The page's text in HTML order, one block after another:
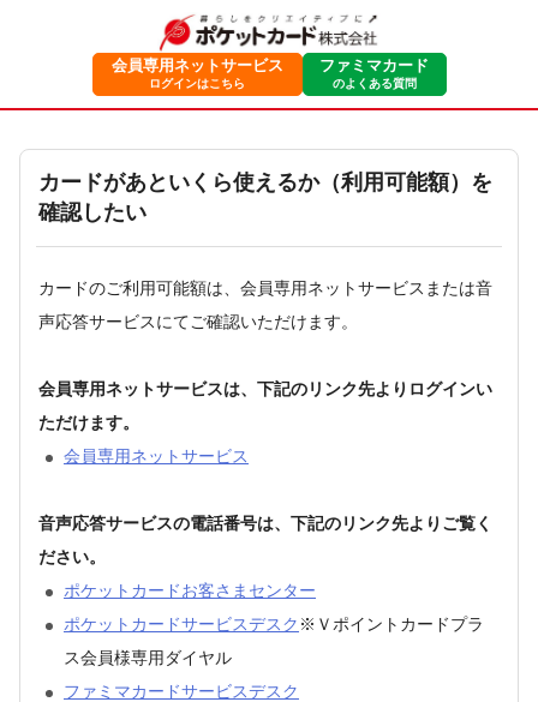
会員専用ネットサービス
ログインはこちら
ファミマカード
のよくある質問
カードがあといくら使えるか（利用可能額）を
確認したい
カードのご利用可能額は、会員専用ネットサービスまたは音
声応答サービスにてご確認いただけます。
会員専用ネットサービスは、下記のリンク先よりログインい
ただけます。
会員専用ネットサービス
音声応答サービスの電話番号は、下記のリンク先よりご覧く
ださい。
ポケットカードお客さまセンター
ポケットカードサービスデスク ※Ｖポイントカードプラ
ス会員様専用ダイヤル
ファミマカードサービスデスク